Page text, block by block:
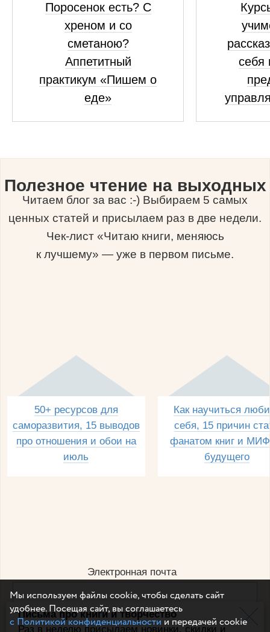
Письма про книги и творчество
Раз в неделю присылаем новинки, скидки и
Поросенок есть? С
хреном и со
сметаною?
Аппетитный
практикум «Пишем о
еде»
себя
Полезное чтение на выходных
Читаем блог за вас :-) Выбираем 5 самых
ценных статей и присылаем раз в две недели.
Чек-лист «Читаю книги, меняюсь
к лучшему» — уже в первом письме.
50+ ресурсов для
саморазвития, 15 выводов
про отношения и обои на
июль
Как научиться
себя, 15 причин
фанатом книг и
будущего
Электронная почта
Например, dulsineya@gmail.com
Без спама и смс
Мы используем файлы cookie, чтобы сделать сайт
удобнее. Посещая сайт, вы соглашаетесь
с Политикой конфиденциальностии передачей cookie